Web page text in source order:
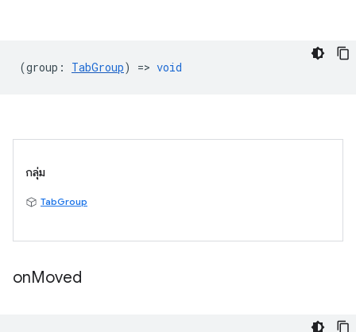
(group : TabGroup) => void
กลุ่ม
TabGroup
onMoved